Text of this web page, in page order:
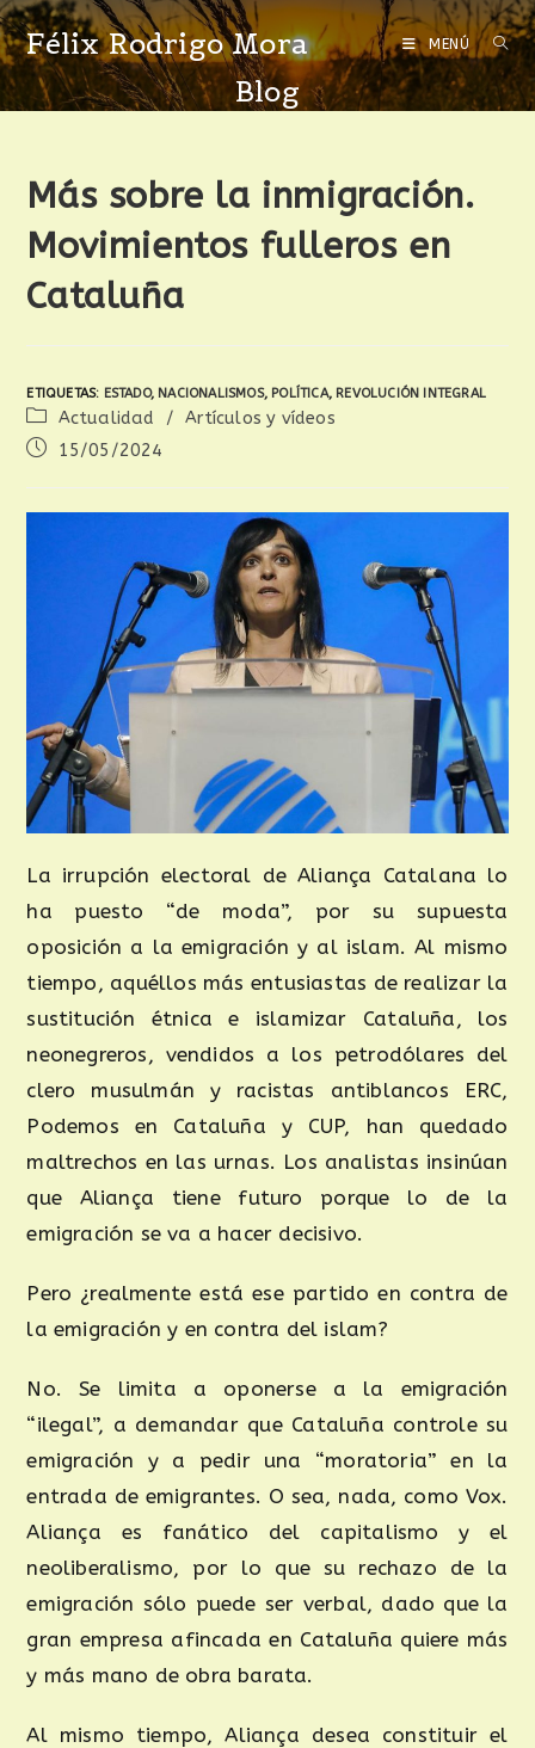
Félix Rodrigo Mora MENÚ
Blog
Más sobre la inmigración.
Movimientos fulleros en
Cataluña
ETIQUETAS: ESTADO, NACIONALISMOS, POLÍTICA, REVOLUCIÓN INTEGRAL
Actualidad /
Artículos y vídeos
15/05/2024
La irrupción electoral de Aliança Catalana lo
ha puesto “de moda”, por su supuesta
oposición a la emigración y al islam. Al mismo
tiempo, aquéllos más entusiastas de realizar la
sustitución étnica e islamizar Cataluña, los
neonegreros, vendidos a los petrodólares del
clero musulmán y racistas antiblancos ERC,
Podemos en Cataluña y CUP, han quedado
maltrechos en las urnas. Los analistas insinúan
que Aliança tiene futuro porque lo de la
emigración se va a hacer decisivo.
Pero ¿realmente está ese partido en contra de
la emigración y en contra del islam?
No. Se limita a oponerse a la emigración
“ilegal”, a demandar que Cataluña controle su
emigración y a pedir una “moratoria” en la
entrada de emigrantes. O sea, nada, como Vox.
Aliança es fanático del capitalismo y el
neoliberalismo, por lo que su rechazo de la
emigración sólo puede ser verbal, dado que la
gran empresa afincada en Cataluña quiere más
y más mano de obra barata.
Al mismo tiempo, Aliança desea constituir el